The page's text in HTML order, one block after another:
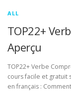
ALL
TOP22+
Aperçu
TOP22+ Verbe
cours facile et gratuit
en français :